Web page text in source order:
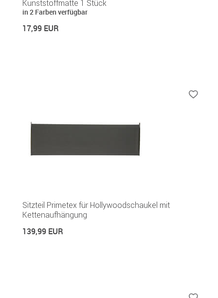
Kunststoffmatte 1 Stück
in 2 Farben verfügbar
17,99 EUR
Sitzteil Primetex für Hollywoodschaukel mit
Kettenaufhängung
139,99 EUR